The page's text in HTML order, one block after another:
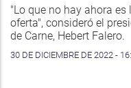
"Lo que no hay ahora
oferta", consideró el
de Carne, Hebert Falero.
30 DE DICIEMBRE DE 2022 -